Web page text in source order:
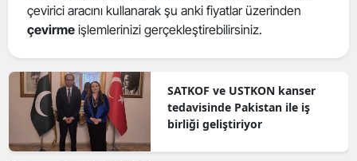
çevirici aracını kullanarak şu anki fiyatlar üzerinden
çevirme işlemlerinizi gerçekleştirebilirsiniz.
SATKOF ve USTKON kanser
tedavisinde Pakistan ile iş
birliği geliştiriyor